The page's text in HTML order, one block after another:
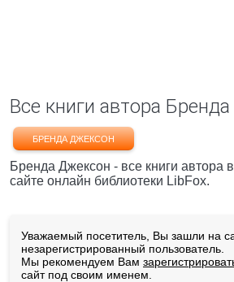
Все книги автора
БРЕНДА ДЖЕКСОН
Бренда Джексон - все книги автора
сайте онлайн библиотеки LibFox.
Уважаемый посетитель, Вы зашли на
незарегистрированный пользователь.
Мы рекомендуем Вам
сайт под своим именем.